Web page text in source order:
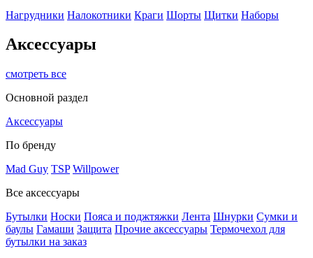
Нагрудники Налокотники Краги Шорты Щитки Наборы
Аксессуары
смотреть все
Основной раздел
Аксессуары
По бренду
Mad Guy TSP Willpower
Все аксессуары
Бутылки Носки Пояса и поджтяжки Лента Шнурки Сумки и
баулы Гамаши Защита Прочие аксессуары Термочехол для
бутылки на заказ